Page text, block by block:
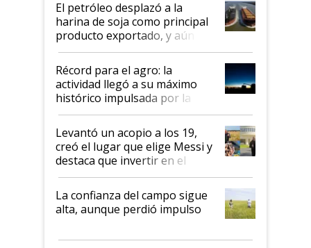
El petróleo desplazó a la
harina de soja como principal
producto exportado, y aún así
el agro aportó casi seis de cada
diez dólares y sostuvo el
liderazgo en un semestre
récord
Récord para el agro: la
actividad llegó a su máximo
histórico impulsada por la
cosecha y las exportaciones
Levantó un acopio a los 19,
creó el lugar que elige Messi y
destaca que invertir en el
kirchnerismo era como "darle
plata a un hijo para droga":
Juan Félix Rossetti, el libertario
que de una dura crisis salió
de Milei
La confianza del campo sigue
alta, aunque perdió impulso